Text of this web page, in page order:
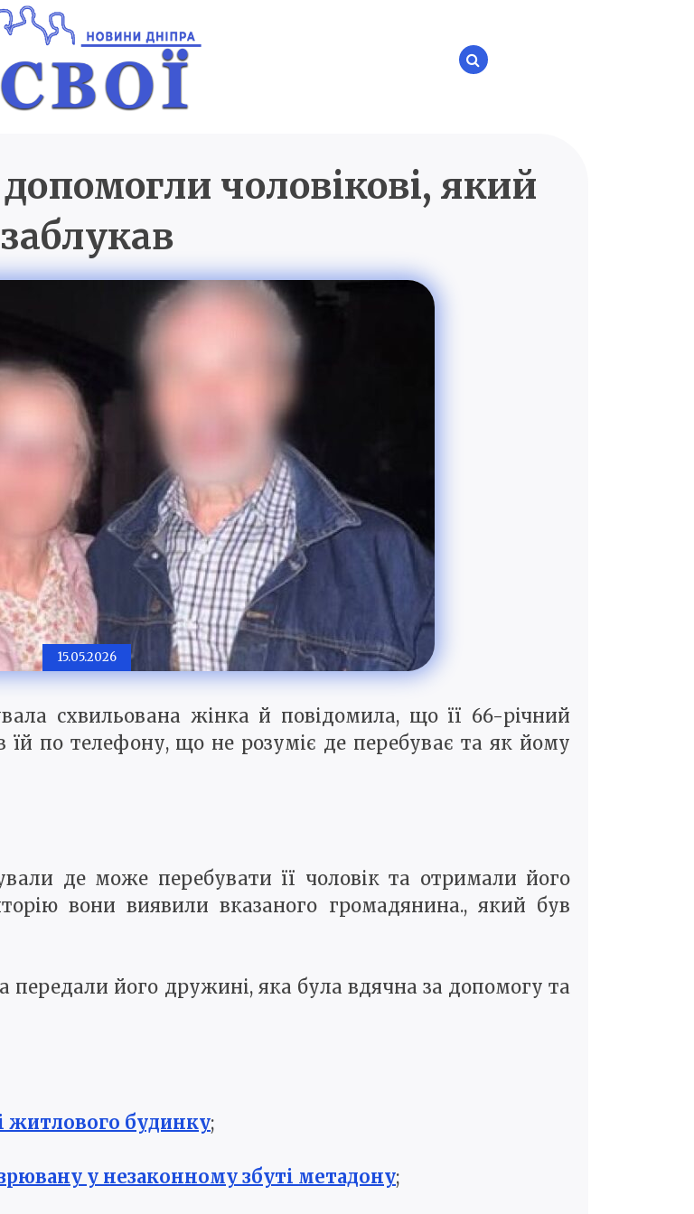
SVOI.DP.UA
Новини Дніпрачоловікові, який
заблукав
15.05.2026
схвильована жінка й повідомила, що її 66-річний
їй по телефону, що не розуміє де перебуває та як йому
де може перебувати її чоловік та отримали його
вони виявили вказаного громадянина., який був
передали його дружині, яка була вдячна за допомогу та
житлового будинку;
у незаконному збуті метадону;